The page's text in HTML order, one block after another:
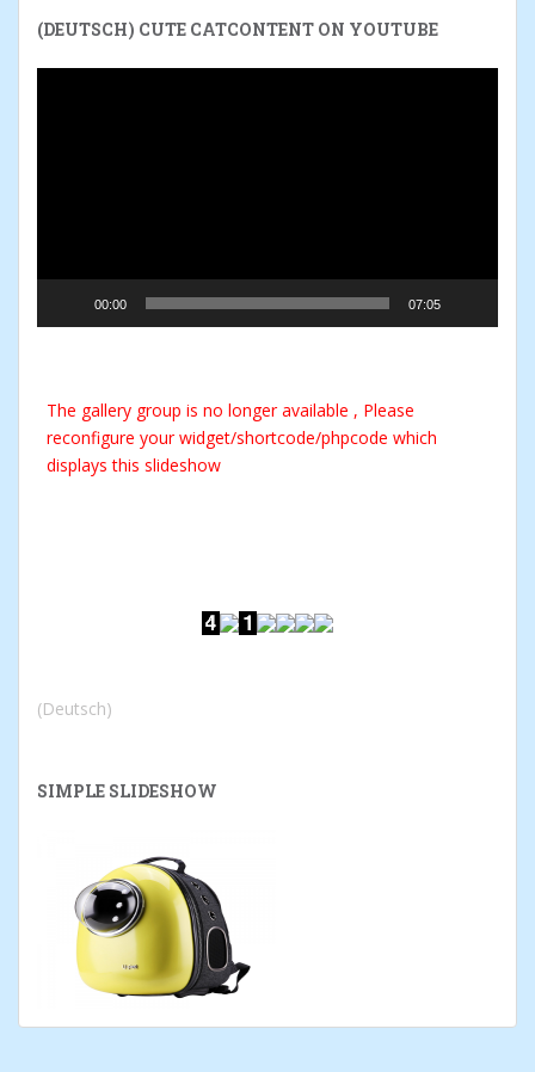
(DEUTSCH) CUTE CATCONTENT ON YOUTUBE
00:00 07:05
The gallery group is no longer available , Please
reconfigure your widget/shortcode/phpcode which
displays this slideshow
(Deutsch)
SIMPLE SLIDESHOW